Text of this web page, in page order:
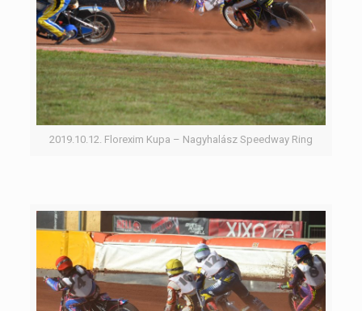
2019.10.12. Florexim Kupa – Nagyhalász Speedway Ring